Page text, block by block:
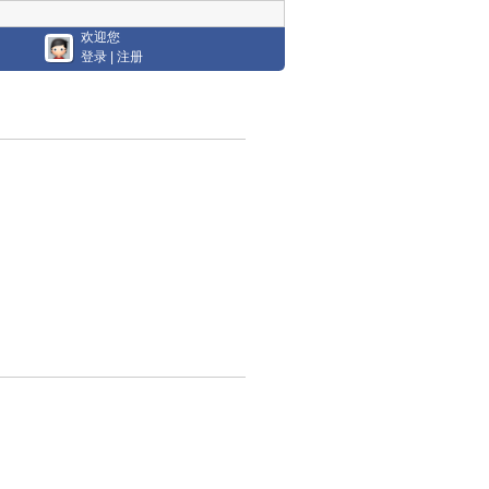
欢迎您
登录
注册